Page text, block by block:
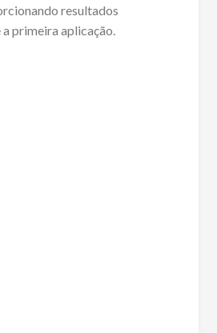
resultados
primeira aplicação.